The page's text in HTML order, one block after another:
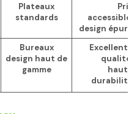
Plateaux
standards
Prix
accessible,
design épuré
Bureaux
design haut de
gamme
Excellente
qualité,
haute
durabilité